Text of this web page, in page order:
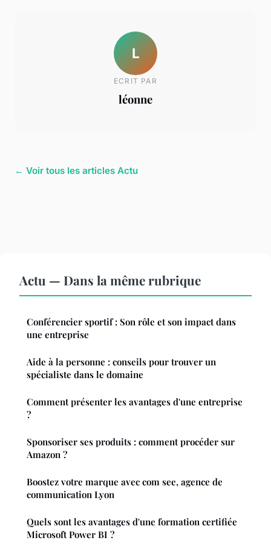
L
ECRIT PAR
léonne
← Voir tous les articles Actu
Actu — Dans la même rubrique
Conférencier sportif : Son rôle et son impact dans
une entreprise
Aide à la personne : conseils pour trouver un
spécialiste dans le domaine
Comment présenter les avantages d'une entreprise
?
Sponsoriser ses produits : comment procéder sur
Amazon ?
Boostez votre marque avec com see, agence de
communication Lyon
Quels sont les avantages d'une formation certifiée
Microsoft Power BI ?